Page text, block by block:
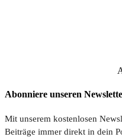
Abonniere unseren
Mit unserem kostenlosen
Beiträge immer direkt in dein